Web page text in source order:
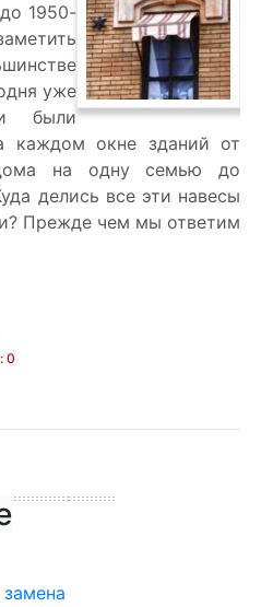
1950-
уже
были
каждом окне зданий от
на одну семью до
делись все эти навесы
Прежде чем мы ответим
0